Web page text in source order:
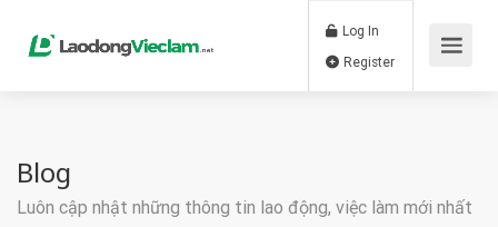
Log In
Blog
Luôn cập nhật những thông tin lao động, việc làm mới nhất